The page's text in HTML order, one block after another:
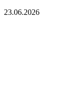
23.06.2026